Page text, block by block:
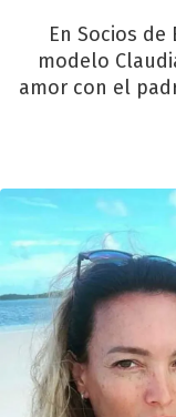
En Socios
modelo
amor con el